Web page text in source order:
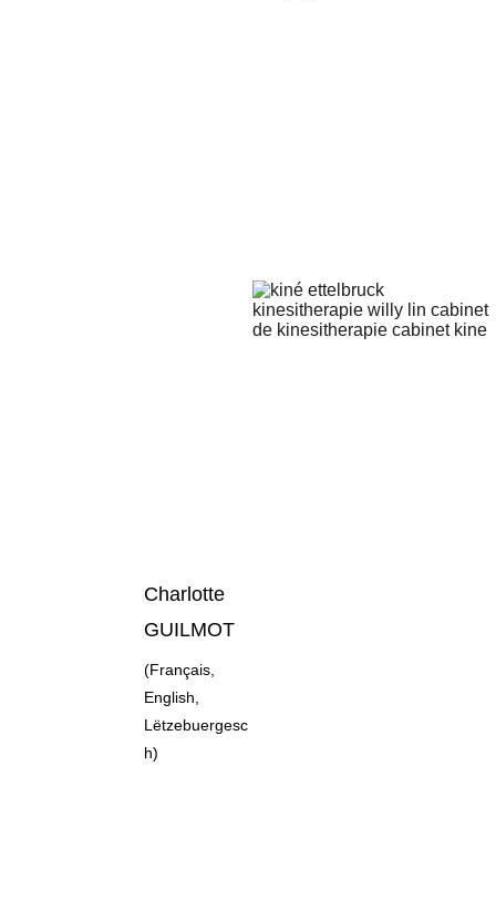
Charlotte
GUILMOT
(Français,
English,
Lëtzebuergesc
h)